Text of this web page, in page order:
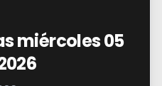
miércoles 05